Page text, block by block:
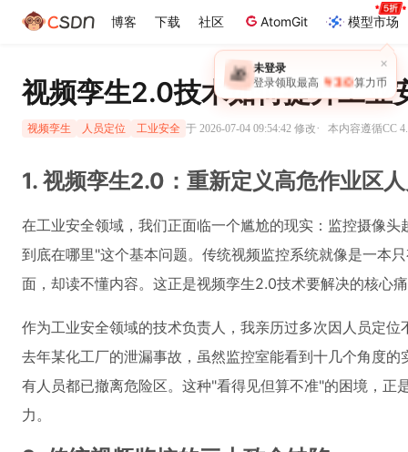
博客 下载 社区 AtomGit 模型市场
×
🎁 未登录
登录领取最高 ￥30 算力币
视频孪生2.0技术如何提升工业
视频孪生 人员定位 工业安全 于 2026-07-04 09:54:42 修改· 本内容遵循CC
1. 视频孪生2.0：重新定义高危作业区
在工业安全领域，我们正面临一个尴尬的现实：监控摄像
到底在哪里"这个基本问题。传统视频监控系统就像是一
面，却读不懂内容。这正是视频孪生2.0技术要解决的核心
作为工业安全领域的技术负责人，我亲历过多次因人员定
去年某化工厂的泄漏事故，虽然监控室能看到十几个角度
有人员都已撤离危险区。这种"看得见但算不准"的困境，正
力。